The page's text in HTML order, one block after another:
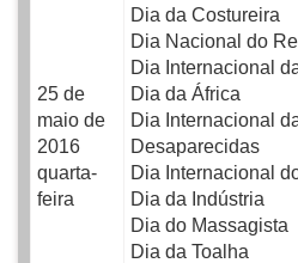
25 de
maio de
2016
quarta-
feira
Dia da Costureira
Dia Nacional do
Dia Internacional
Dia da África
Dia Internacional
Desaparecidas
Dia Internacional
Dia da Indústria
Dia do Massagista
Dia da Toalha